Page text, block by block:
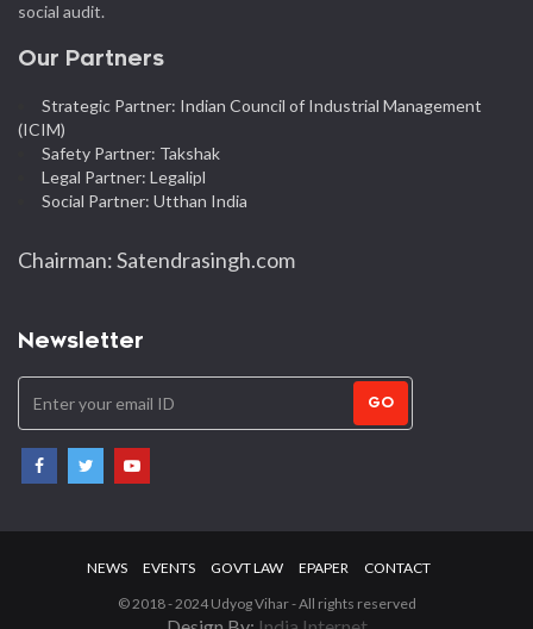
social audit.
Our Partners
Strategic Partner: Indian Council of Industrial Management
(ICIM)
Safety Partner: Takshak
Legal Partner: Legalipl
Social Partner: Utthan India
Chairman: Satendrasingh.com
Newsletter
GO
NEWS EVENTS GOVT LAW EPAPER
CONTACT
© 2018 - 2024 Udyog Vihar - All rights reserved